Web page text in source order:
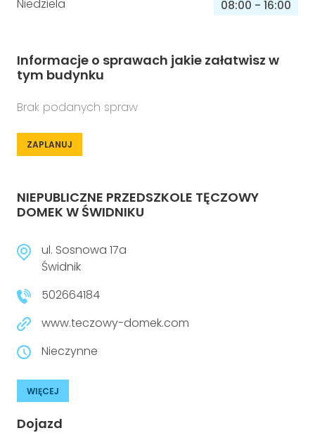
Niedziela
08:00 - 16:00
Informacje o sprawach jakie załatwisz w
tym budynku
Brak podanych spraw
ZAPLANUJ
NIEPUBLICZNE PRZEDSZKOLE TĘCZOWY
DOMEK W ŚWIDNIKU
ul. Sosnowa 17a
Świdnik
502664184
www.teczowy-domek.com
Nieczynne
WIĘCEJ
Dojazd